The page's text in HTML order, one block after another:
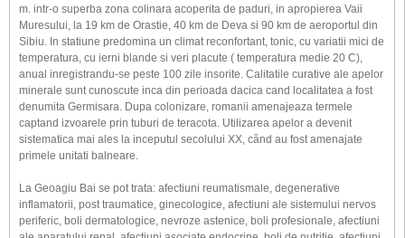
m. intr-o superba zona colinara acoperita de paduri, in apropierea Vaii
Muresului, la 19 km de Orastie, 40 km de Deva si 90 km de aeroportul din
Sibiu. In statiune predomina un climat reconfortant, tonic, cu variatii mici de
temperatura, cu ierni blande si veri placute ( temperatura medie 20 C),
anual inregistrandu-se peste 100 zile insorite. Calitatile curative ale apelor
minerale sunt cunoscute inca din perioada dacica cand localitatea a fost
denumita Germisara. Dupa colonizare, romanii amenajeaza termele
captand izvoarele prin tuburi de teracota. Utilizarea apelor a devenit
sistematica mai ales la inceputul secolului XX, când au fost amenajate
primele unitati balneare.
La Geoagiu Bai se pot trata: afectiuni reumatismale, degenerative
inflamatorii, post traumatice, ginecologice, afectiuni ale sistemului nervos
periferic, boli dermatologice, nevroze astenice, boli profesionale, afectiuni